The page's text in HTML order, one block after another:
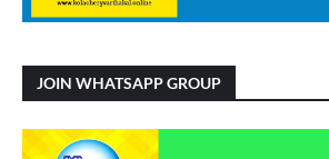
JOIN WHATSAPP GROUP